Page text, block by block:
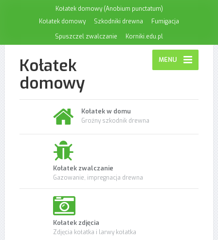
Kołatek domowy (Anobium punctatum)
Kołatek domowy
Szkodniki drewna
Fumigacja
Spuszczel zwalczanie
Korniki.edu.pl
Kołatek
domowy
MENU
Kołatek w domu
Groźny szkodnik drewna
Kołatek zwalczanie
Gazowanie, impregnacja drewna
Kołatek zdjęcia
Zdjęcia kołatka i larwy kołatka